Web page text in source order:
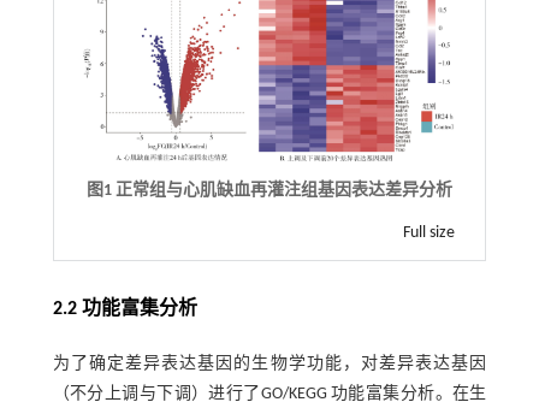
图1 正常组与心肌缺血再灌注组基因表达差异分析
Full size
2.2 功能富集分析
为了确定差异表达基因的生物学功能，对差异表达基因
（不分上调与下调）进行了GO/KEGG 功能富集分析。在生